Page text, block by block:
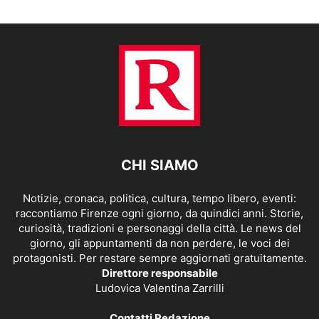
CHI SIAMO
Notizie, cronaca, politica, cultura, tempo libero, eventi:
raccontiamo Firenze ogni giorno, da quindici anni. Storie,
curiosità, tradizioni e personaggi della città. Le news del
giorno, gli appuntamenti da non perdere, le voci dei
protagonisti. Per restare sempre aggiornati gratuitamente.
Direttore responsabile
Ludovica Valentina Zarrilli